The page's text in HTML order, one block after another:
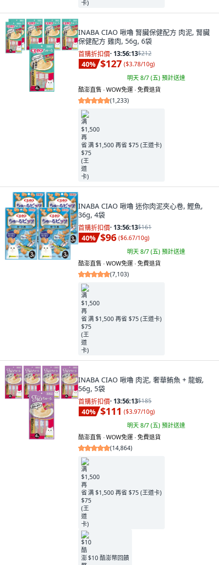
INABA CIAO 啾嚕 腎臟保健配方 肉泥, 腎臟
保健配方 雞肉, 56g, 6袋
首購折扣價· 13:56:11$212
40% $127 ($3.78/10g)
明天 8/7 (五)預計送達
酷澎直售 ∙ WOW免運 ∙ 免費退貨
(1,233)
满 $1,500 再省 $75 (王道卡)
INABA CIAO 啾嚕 迷你肉泥夾心卷, 鰹魚,
36g, 4袋
首購折扣價· 13:56:11$161
40% $96 ($6.67/10g)
明天 8/7 (五)預計送達
酷澎直售 ∙ WOW免運 ∙ 免費退貨
(7,103)
满 $1,500 再省 $75 (王道卡)
INABA CIAO 啾嚕 肉泥, 奢華鮪魚 + 龍蝦,
56g, 5袋
首購折扣價· 13:56:11$185
40% $111 ($3.97/10g)
明天 8/7 (五)預計送達
酷澎直售 ∙ WOW免運 ∙ 免費退貨
(14,864)
满 $1,500 再省 $75 (王道卡)
$10 酷澎幣回饋